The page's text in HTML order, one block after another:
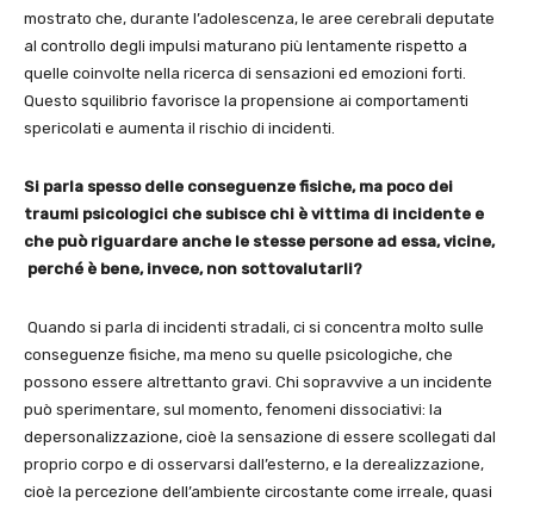
mostrato che, durante l’adolescenza, le aree cerebrali deputate
al controllo degli impulsi maturano più lentamente rispetto a
quelle coinvolte nella ricerca di sensazioni ed emozioni forti.
Questo squilibrio favorisce la propensione ai comportamenti
spericolati e aumenta il rischio di incidenti.
Si parla spesso delle conseguenze fisiche, ma poco dei
traumi psicologici che subisce chi è vittima di incidente e
che può riguardare anche le stesse persone ad essa, vicine,
perché è bene, invece, non sottovalutarli?
Quando si parla di incidenti stradali, ci si concentra molto sulle
conseguenze fisiche, ma meno su quelle psicologiche, che
possono essere altrettanto gravi. Chi sopravvive a un incidente
può sperimentare, sul momento, fenomeni dissociativi: la
depersonalizzazione, cioè la sensazione di essere scollegati dal
proprio corpo e di osservarsi dall’esterno, e la derealizzazione,
cioè la percezione dell’ambiente circostante come irreale, quasi